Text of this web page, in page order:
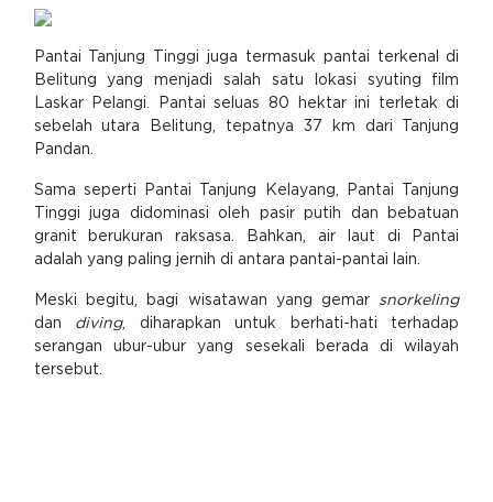
Pantai Tanjung Tinggi juga termasuk pantai terkenal di
Belitung yang menjadi salah satu lokasi syuting film
Laskar Pelangi. Pantai seluas 80 hektar ini terletak di
sebelah utara Belitung, tepatnya 37 km dari Tanjung
Pandan.
Sama seperti Pantai Tanjung Kelayang, Pantai Tanjung
Tinggi juga didominasi oleh pasir putih dan bebatuan
granit berukuran raksasa. Bahkan, air laut di Pantai
adalah yang paling jernih di antara pantai-pantai lain.
Meski begitu, bagi wisatawan yang gemar snorkeling
dan diving, diharapkan untuk berhati-hati terhadap
serangan ubur-ubur yang sesekali berada di wilayah
tersebut.